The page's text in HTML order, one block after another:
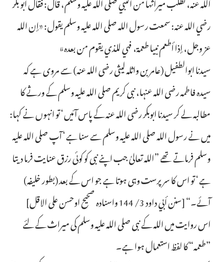
رضي الله عنه: سمعت رسول الله صلى الله عليه وسلم يقول: «إن الله
عز وجل، إذا أطعم نبيا طعمة، فهي للذي يقوم من بعده»
سیدنا ابوالطفیل (عامر بن واثلہ لیثی رضی اللہ عنہ) سے مروی ہے کہ
سیدہ فاطمہ رضی اللہ عنہا، نبی کریم صلی اللہ علیہ وسلم کے ورثے کا
مطالبہ لے کر سیدنا ابوبکر رضی اللہ عنہ کے پاس آئیں‘ تو انہوں نے کہا:
میں نے رسول اللہ صلی اللہ علیہ وسلم سے سنا ہے‘ آپ صلی اللہ علیہ
وسلم فرماتے تھے ”اللہ تعالیٰ جب اپنے نبی کو کوئی رزق عنایت فرما دیتا
ہے‘ تو اس کا سر پرست وہی ہوتا ہے جو اس کے بعد (بطور خلیفہ)
آئے۔“ [سنن أبي داود 3/ 144 واسنادہ صحیح اوحسن علی الاقل]
اس روایت میں اللہ کے نبی صلی اللہ علیہ وسلم کی میراث کے لئے
”طعمہ“ کا لفظ استعمال ہوا ہے۔